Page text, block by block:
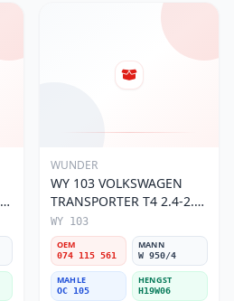
WUNDER
WY 103 VOLKSWAGEN
TRANSPORTER T4 2.4-2.5
MOTOR 074 115 561 Yağ
Filtresi
WY 103
OEM
074 115 561
MANN
W 950/4
MAHLE
OC 105
HENGST
H19W06